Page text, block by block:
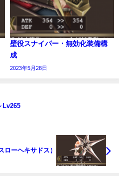
壁役スナイパー・無効化装備構
成
2023年5月28日
Lv265
ーヘキサドス）